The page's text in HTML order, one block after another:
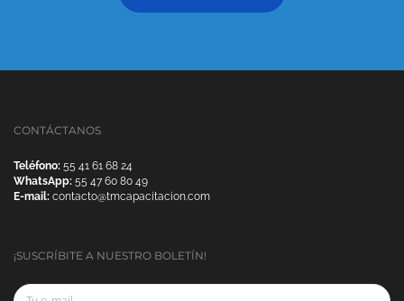
CONTÁCTANOS
Teléfono: 55 41 61 68 24
WhatsApp: 55 47 60 80 49
E-mail: contacto@tmcapacitacion.com
¡SUSCRÍBITE A NUESTRO BOLETÍN!